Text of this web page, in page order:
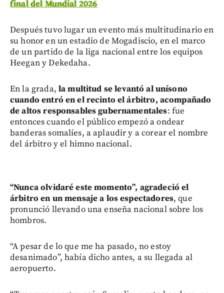
final del Mundial 2026
Después tuvo lugar un evento más multitudinario en
su honor en un estadio de Mogadiscio, en el marco
de un partido de la liga nacional entre los equipos
Heegan y Dekedaha.
En la grada, la multitud se levantó al unísono
cuando entró en el recinto el árbitro, acompañado
de altos responsables gubernamentales: fue
entonces cuando el público empezó a ondear
banderas somalíes, a aplaudir y a corear el nombre
del árbitro y el himno nacional.
“Nunca olvidaré este momento”, agradeció el
árbitro en un mensaje a los espectadores, que
pronunció llevando una enseña nacional sobre los
hombros.
“A pesar de lo que me ha pasado, no estoy
desanimado”, había dicho antes, a su llegada al
aeropuerto.